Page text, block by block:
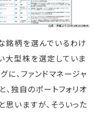
銘柄を選んでいるわけ
大型株を選定していま
に、ファンドマネージャ
独自のポートフォリオ
いますが、そういった